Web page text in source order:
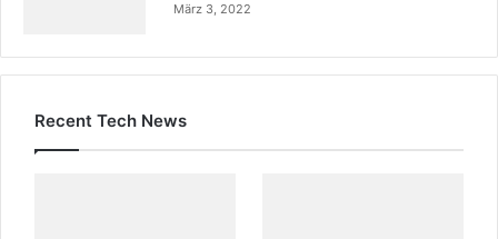
März 3, 2022
Recent Tech News